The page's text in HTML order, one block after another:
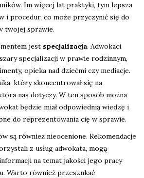
Im więcej lat praktyki, tym lepsza
i procedur, co może przyczynić się do
twojej sprawie.
jest specjalizacja. Adwokaci
specjalizacji w prawie rodzinnym,
opieka nad dziećmi czy mediacje.
który skoncentrował się na
nas dotyczy. W ten sposób można
będzie miał odpowiednią wiedzę i
do reprezentowania cię w sprawie.
są również nieocenione. Rekomendacje
z usług adwokata, mogą
na temat jakości jego pracy
Warto również przeszukać